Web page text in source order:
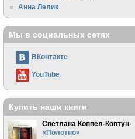
Анна Лелик
Мы в социальных сетях
ВКонтакте
YouTube
Купить наши книги
Светлана Коппел-Ковтун
«Полотно»